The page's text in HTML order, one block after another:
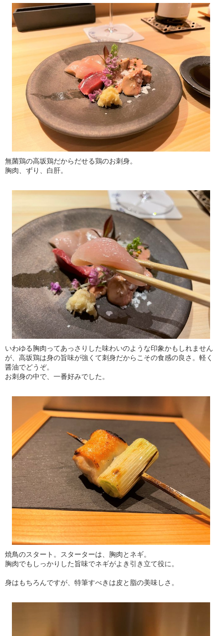
無菌鶏の高坂鶏だからだせる鶏のお刺身。
胸肉、ずり、白肝。
いわゆる胸肉ってあっさりした味わいのような印象かもしれません
が、高坂鶏は身の旨味が強くて刺身だからこその食感の良さ。軽く
醤油でどうぞ。
お刺身の中で、一番好みでした。
焼鳥のスタート。スターターは、胸肉とネギ。
胸肉でもしっかりした旨味でネギがよき引き立て役に。
身はもちろんですが、特筆すべきは皮と脂の美味しさ。